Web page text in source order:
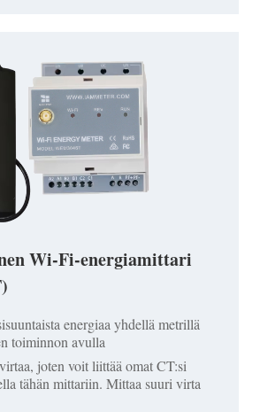
Wi-Fi-energiamittari
energiaa yhdellä metrillä
toiminnon avulla
joten voit liittää omat CT:si
tähän mittariin. Mittaa suuri virta